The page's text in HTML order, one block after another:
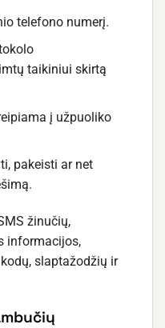
telefono numerį.
taikiniui skirtą
į užpuoliko
pakeisti ar net
žinučių,
informacijos,
slaptažodžių ir